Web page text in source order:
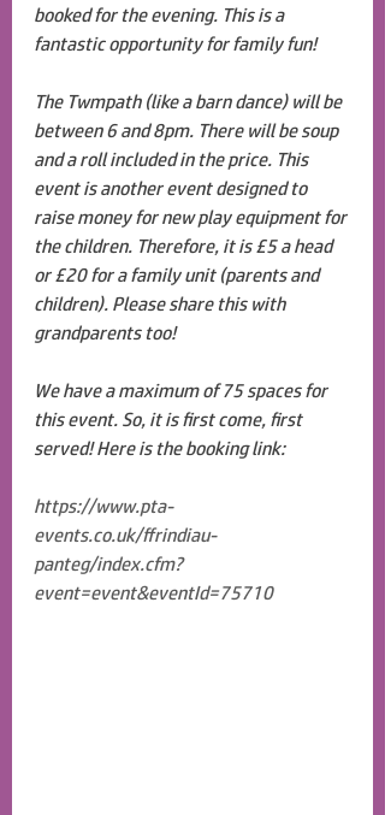
booked for the evening. This is a
fantastic opportunity for family fun!
The Twmpath (like a barn dance) will be
between 6 and 8pm. There will be soup
and a roll included in the price. This
event is another event designed to
raise money for new play equipment for
the children. Therefore, it is £5 a head
or £20 for a family unit (parents and
children). Please share this with
grandparents too!
We have a maximum of 75 spaces for
this event. So, it is first come, first
served! Here is the booking link:
https://www.pta-
events.co.uk/ffrindiau-
panteg/index.cfm?
event=event&eventId=75710